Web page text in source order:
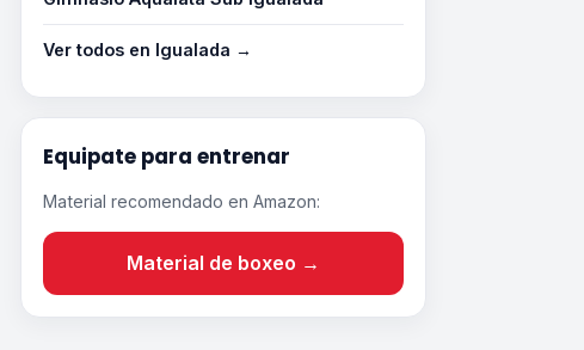
Ver todos en Igualada →
Equipate para entrenar
Material recomendado en Amazon:
Material de boxeo →